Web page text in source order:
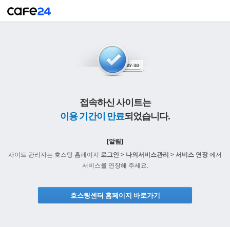
접속하신 사이트는
이용 기간이 만료되었습니다.
[알림]
사이트 관리자는 호스팅 홈페이지 로그인 > 나의서비스관리 > 서비스 연장에서
서비스를 연장해 주세요.
호스팅센터 홈페이지 바로가기